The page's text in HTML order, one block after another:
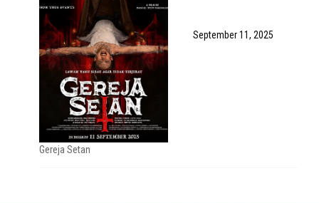
Gereja Setan
September 11, 2025